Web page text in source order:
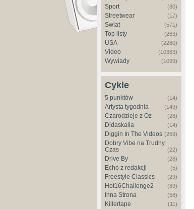
Sport (80)
Streetwear (17)
Świat (571)
Top listy (263)
USA (2280)
Video (10363)
Wywiady (1099)
Cykle
5 punktów (14)
Artysta tygodnia (149)
Czarodzieje z Oz (28)
Didaskalia (14)
Diggin In The Videos (269)
Dobry Vibe na Trudny
Czas
(22)
Drive By (28)
Echo z redakcji (5)
Freestyle Classics (29)
Hot16Challenge2 (89)
Inna Strona (58)
Killertape (11)